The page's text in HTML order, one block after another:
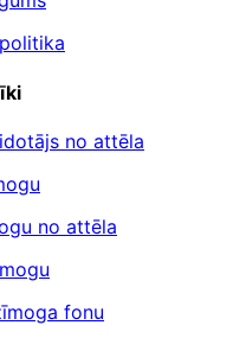
no attēla
no attēla
fonu